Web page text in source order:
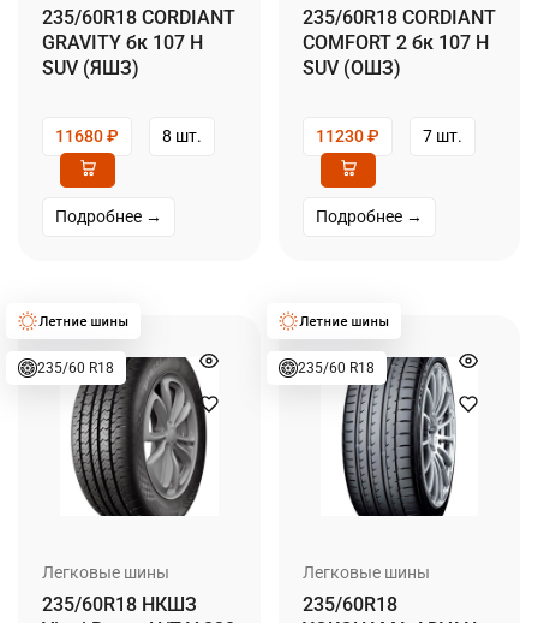
235/60R18 CORDIANT
GRAVITY бк 107 H
SUV (ЯШЗ)
11680₽ 8 шт.
Подробнее →
235/60R18 CORDIANT
COMFORT 2 бк 107 H
SUV (ОШЗ)
11230₽ 7 шт.
Подробнее →
235/60 R18
Легковые шины
235/60R18 НКШЗ
235/60 R18
Легковые шины
235/60R18